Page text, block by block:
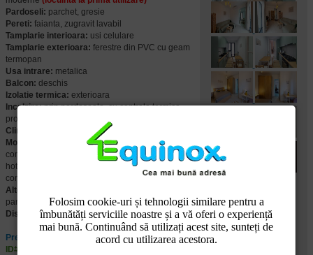
Folosim cookie-uri și tehnologii similare pentru a
îmbunătăți serviciile noastre și a vă oferi o experiență
mai bună. Continuând să utilizați acest site, sunteți de
acord cu utilizarea acestora.
Pardoseli: parchet, gresie
Pereti: faianta, zugravit lavabil
Tamplarie interioara: usi celulare
Tamplarie exterioara: ferestre din PVC cu geam
termopan
Usa intrare: metalica
Balcon: deschis
Izolatie termica: exterioara
Incalzire:prin pardoseala, cu centrala termica
proprie pe gaze
Climatizare:
aer conditionat
Mobilier si dotari:
apartamentul se inchiriaza
complet mobilat si utilat, cu televizor, plita cu gaze,
hota, cuptor electric, frigider, masina de spalat rufe,
conexiune internet
Alte detalii:
parcare suprateran propriu
Disponibilitate:imediat
Pret: 550 EUR
ID#: ECX70840